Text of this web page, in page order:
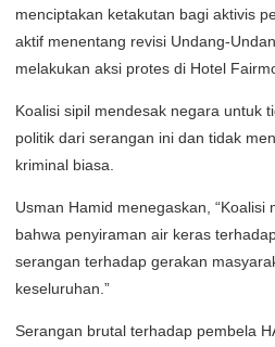
menciptakan ketakutan bagi aktivis
aktif menentang revisi Undang-
melakukan aksi protes di Hotel
Koalisi sipil mendesak negara untuk
politik dari serangan ini dan tidak
kriminal biasa.
Usman Hamid menegaskan, “Koalisi
bahwa penyiraman air keras
serangan terhadap gerakan
keseluruhan.”
Serangan brutal terhadap pembela